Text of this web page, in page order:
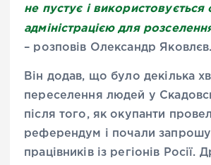
не пустує і
адміністрацією для
– розповів Олександр Яковлєв.
Він додав, що було декілька
переселення людей у
після того, як окупанти
референдум і почали
працівників із регіонів Росії.